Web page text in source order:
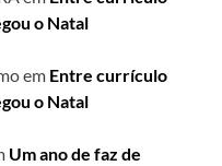
o Natal
em Entre currículo
o Natal
Um ano de faz de